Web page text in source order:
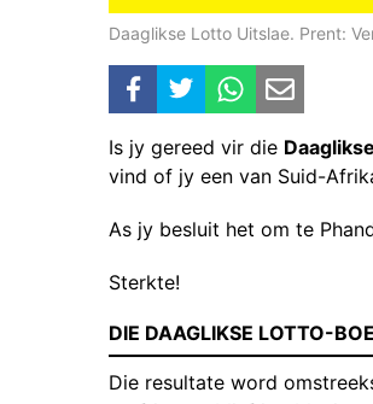
Daaglikse Lotto Uitslae. Prent:
Is jy gereed vir die
vind of jy een van Suid-
As jy besluit het om te
Sterkte!
DIE DAAGLIKSE LOTTO-
Die resultate word